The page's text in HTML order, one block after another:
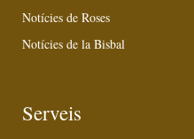
Notícies de Roses
Notícies de la Bisbal
Serveis